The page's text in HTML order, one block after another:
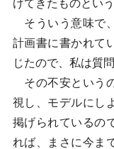
げてきたものとい
そういう意味で
計画書に書かれて
じたので、私は質
その不安という
視し、モデルにし
掲げられているの
れば、まさに今ま